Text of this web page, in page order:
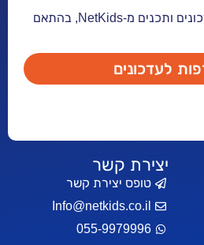
אני מאשר/ת קבלת עדכונים ותכנים מ-NetKids, בהתאם
קשר
טופס יצירת קשר
Info@netkids.co.il
055-9979996